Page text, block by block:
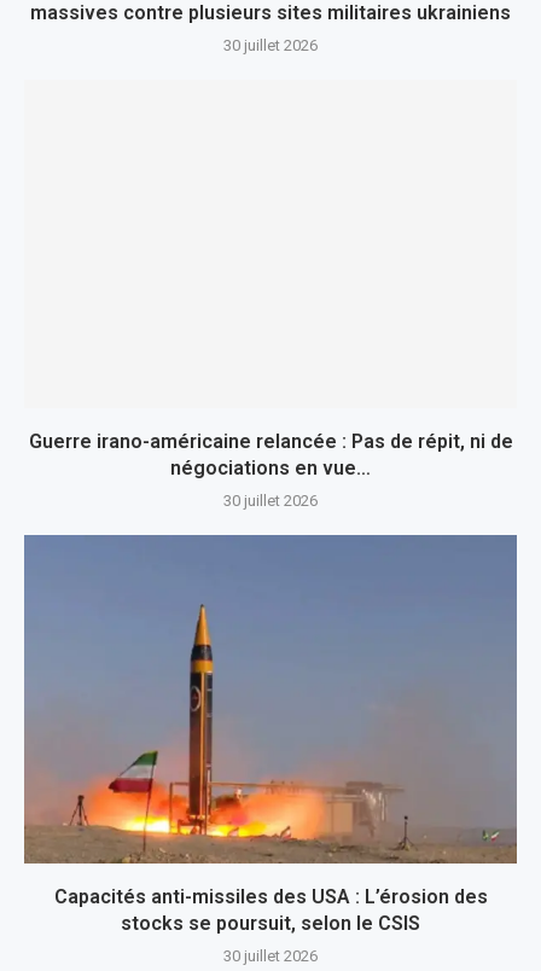
massives contre plusieurs sites militaires ukrainiens
30 juillet 2026
Guerre irano-américaine relancée : Pas de répit, ni de
négociations en vue…
30 juillet 2026
Capacités anti-missiles des USA : L’érosion des
stocks se poursuit, selon le CSIS
30 juillet 2026